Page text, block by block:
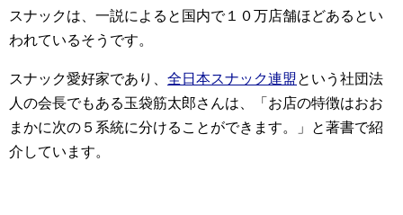
スナックは、一説によると国内で１０万店舗ほどあるとい
われているそうです。
スナック愛好家であり、 全日本スナック連盟という社団法
人の会長でもある玉袋筋太郎さんは、「お店の特徴はおお
まかに次の５系統に分けることができます。」と著書で紹
介しています。